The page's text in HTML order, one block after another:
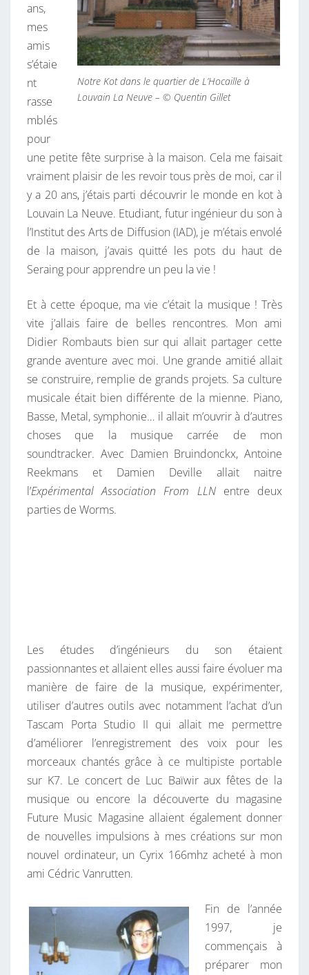
E
R
A
N
Z
A
0
A
N
S
Notre Kot dans le quartier de L’Hocaille à
Louvain La Neuve – © Quentin Gillet
ans,
mes
amis
s’étaie
nt
rasse
mblés
pour
une petite fête surprise à la maison. Cela me faisait
vraiment plaisir de les revoir tous près de moi, car il
y a 20 ans, j’étais parti découvrir le monde en kot à
Louvain La Neuve. Etudiant, futur ingénieur du son à
l’Institut des Arts de Diffusion (IAD), je m’étais envolé
de la maison, j’avais quitté les pots du haut de
Seraing pour apprendre un peu la vie !
Et à cette époque, ma vie c’était la musique ! Très
vite j’allais faire de belles rencontres. Mon ami
Didier Rombauts bien sur qui allait partager cette
grande aventure avec moi. Une grande amitié allait
se construire, remplie de grands projets. Sa culture
musicale était bien différente de la mienne. Piano,
Basse, Metal, symphonie… il allait m’ouvrir à d’autres
choses que la musique carrée de mon
soundtracker. Avec Damien Bruindonckx, Antoine
Reekmans et Damien Deville allait naitre
l’Expérimental Association From LLN entre deux
parties de Worms.
Les études d’ingénieurs du son étaient
passionnantes et allaient elles aussi faire évoluer ma
manière de faire de la musique, expérimenter,
utiliser d’autres outils avec notamment l’achat d’un
Tascam Porta Studio II qui allait me permettre
d’améliorer l’enregistrement des voix pour les
morceaux chantés grâce à ce multipiste portable
sur K7. Le concert de Luc Baïwir aux fêtes de la
musique ou encore la découverte du magasine
Future Music Magasine allaient également donner
de nouvelles impulsions à mes créations sur mon
nouvel ordinateur, un Cyrix 166mhz acheté à mon
ami Cédric Vanrutten.
Fin de l’année
1997, je
commençais à
préparer mon